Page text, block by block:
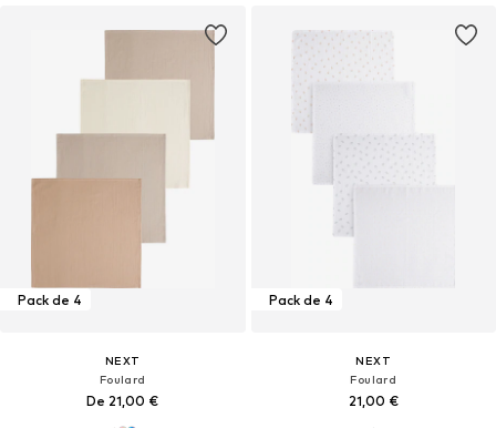
Pack de 4
NEXT
Foulard
De 21,00 €
Pack de 4
NEXT
Foulard
21,00 €